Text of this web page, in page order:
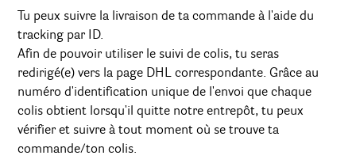
Tu peux suivre la livraison de ta commande à l'aide du
tracking par ID.
Afin de pouvoir utiliser le suivi de colis, tu seras
redirigé(e) vers la page DHL correspondante. Grâce au
numéro d'identification unique de l'envoi que chaque
colis obtient lorsqu'il quitte notre entrepôt, tu peux
vérifier et suivre à tout moment où se trouve ta
commande/ton colis.